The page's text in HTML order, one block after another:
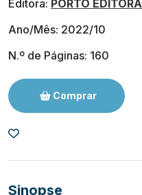
Editora: PORTO EDITORA
Ano/Mês: 2022/10
N.º de Páginas: 160
Comprar
Sinopse